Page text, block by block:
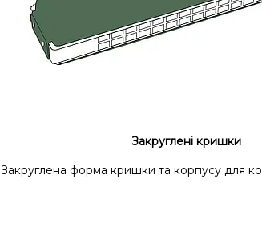
Закруглені кришки
Закруглена форма кришки та корпусу для